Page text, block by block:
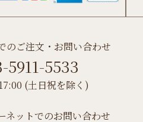
のご注文・お問い合わせ
5911-5533
(土日祝を除く)
ネットでのお問い合わせ